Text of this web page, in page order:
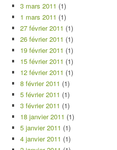
3 mars 2011 (1)
1 mars 2011 (1)
27 février 2011 (1)
26 février 2011 (1)
19 février 2011 (1)
15 février 2011 (1)
12 février 2011 (1)
8 février 2011 (1)
5 février 2011 (1)
3 février 2011 (1)
18 janvier 2011 (1)
5 janvier 2011 (1)
4 janvier 2011 (1)